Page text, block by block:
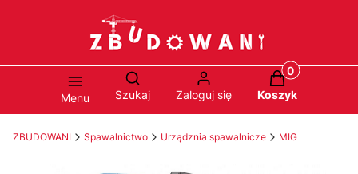
Menu
Otwórz wyszukiwarkę
Szukaj Zaloguj się
Produkty w
Koszyk
ZBUDOWANI Spawalnictwo Urządznia spawalnicze MIG